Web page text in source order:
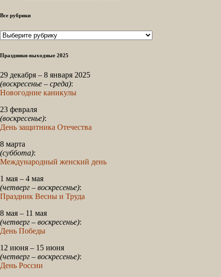
Все рубрики
Все
Праздники-выходные 2025
29 декабря – 8 января 2025
(воскресенье – среда):
Новогодние каникулы
23 февраля
(воскресенье):
День защитника Отечества
8 марта
(суббота):
Международный женский день
1 мая – 4 мая
(четверг – воскресенье):
Праздник Весны и Труда
8 мая – 11 мая
(четверг – воскресенье):
День Победы
12 июня – 15 июня
(четверг – воскресенье):
День России